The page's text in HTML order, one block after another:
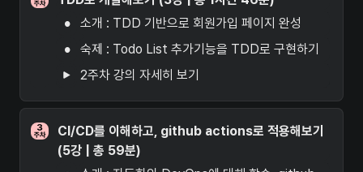
• 소개 : TDD 기반으로 회원가입 페이지 완성
•
숙제 : Todo List 추가기능을 TDD로 구현하기
2주차 강의 자세히 보기
CI/CD를 이해하고, github actions로 적용해보기
(5강 | 총 59분)